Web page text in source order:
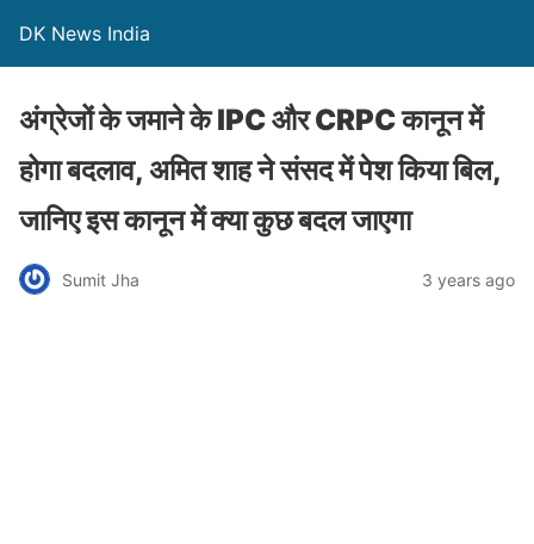
DK News India
अंग्रेजों के जमाने के IPC और CRPC कानून में
होगा बदलाव, अमित शाह ने संसद में पेश किया बिल,
जानिए इस कानून में क्या कुछ बदल जाएगा
Sumit Jha 3 years ago